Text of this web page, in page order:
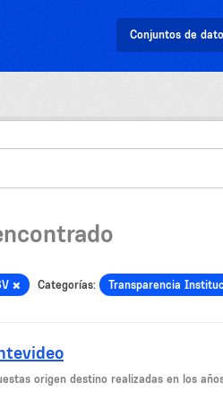
Conjuntos de
Categorías: Transparencia
origen destino realizadas en los